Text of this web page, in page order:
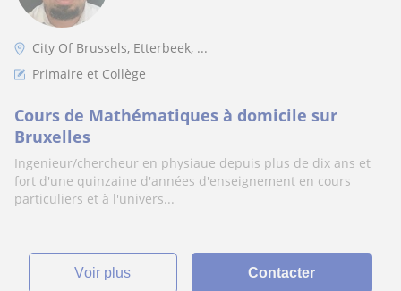
City Of Brussels, Etterbeek, ...
Primaire et Collège
Cours de Mathématiques à domicile sur
Bruxelles
Ingenieur/chercheur en physiaue depuis plus de dix ans et
fort d'une quinzaine d'années d'enseignement en cours
particuliers et à l'univers...
voir plus Contacter